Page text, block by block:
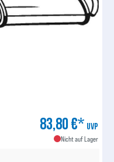
83,80 €* UVP
Nicht auf Lager